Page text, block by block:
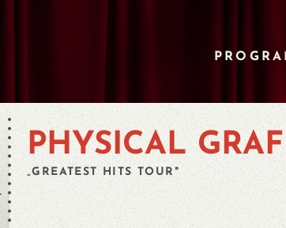
​​​​PHYSICAL
„GREATEST HITS TOUR"